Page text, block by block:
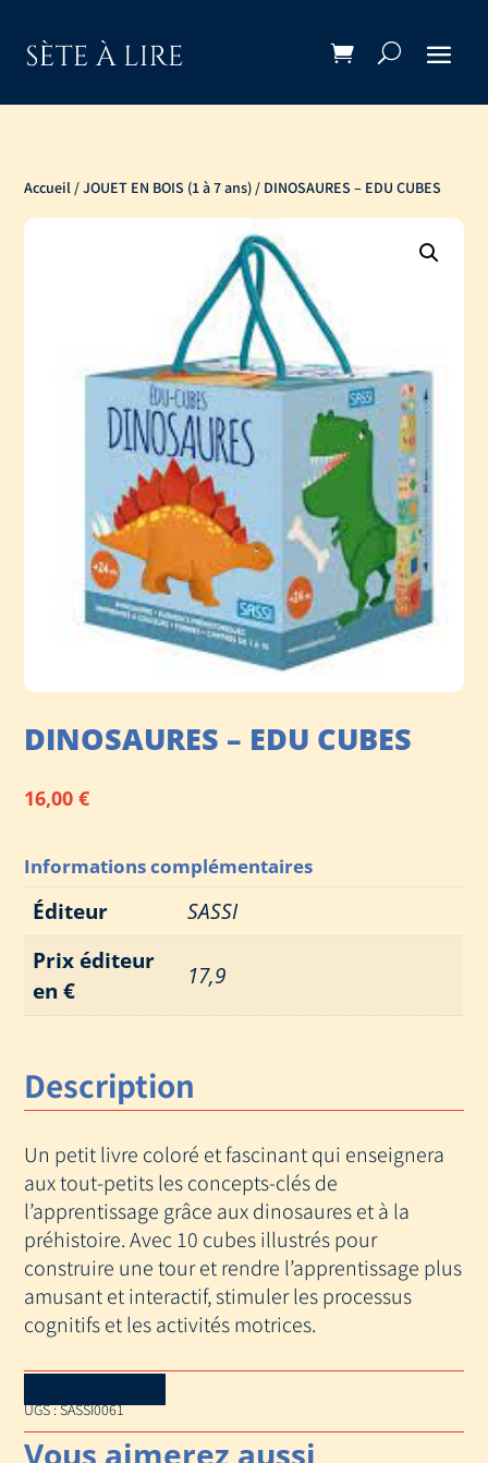
Accueil /JOUET EN BOIS (1 à 7 ans) / DINOSAURES – EDU CUBES
DINOSAURES – EDU CUBES
16,00€
Informations complémentaires
Éditeur
SASSI
Prix éditeur
en €
17,9
Description
Un petit livre coloré et fascinant qui enseignera
aux tout-petits les concepts-clés de
l’apprentissage grâce aux dinosaures et à la
préhistoire. Avec 10 cubes illustrés pour
construire une tour et rendre l’apprentissage plus
amusant et interactif, stimuler les processus
cognitifs et les activités motrices.
UGS :SASSI0061